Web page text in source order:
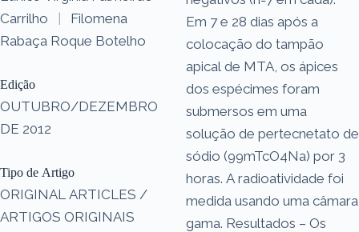
Carrilho
|
Filomena
Rabaça Roque Botelho
Edição
OUTUBRO/DEZEMBRO
DE 2012
Tipo de Artigo
ORIGINAL ARTICLES /
ARTIGOS ORIGINAIS
Em 7 e 28 dias após a
colocação do tampão
apical de MTA, os ápices
dos espécimes foram
submersos em uma
solução de pertecnetato de
sódio (99mTcO4Na) por 3
horas. A radioatividade foi
medida usando uma câmara
gama. Resultados – Os